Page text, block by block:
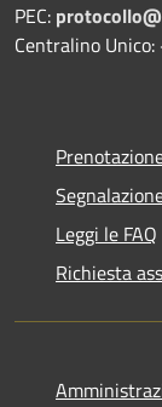
PEC:
Centralino
Leggi le FAQ
Richiesta